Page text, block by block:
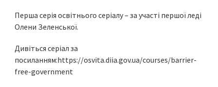
Перша серія освітнього серіалу – за участі першої леді
Олени Зеленської.
Дивіться серіал за
посиланням:https://osvita.diia.gov.ua/courses/barrier-
free-government